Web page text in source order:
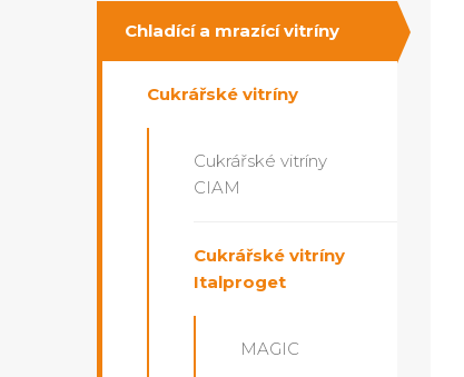
Chladící a mrazící vitríny
Cukrářské vitríny
Cukrářské vitríny
CIAM
Cukrářské vitríny
Italproget
MAGIC